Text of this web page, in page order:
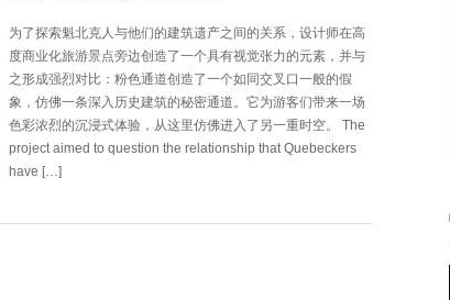
为了探索魁北克人与他们的建筑遗产之间的关系，设计师在高
度商业化旅游景点旁边创造了一个具有视觉张力的元素，并与
之形成强烈对比：粉色通道创造了一个如同交叉口一般的假
象，仿佛一条深入历史建筑的秘密通道。它为游客们带来一场
色彩浓烈的沉浸式体验，从这里仿佛进入了另一重时空。 The
project aimed to question the relationship that Quebeckers
have […]